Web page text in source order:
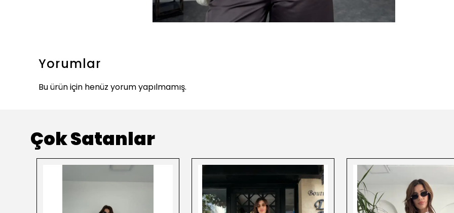
Yorumlar
Bu ürün için henüz yorum yapılmamış.
Çok Satanlar